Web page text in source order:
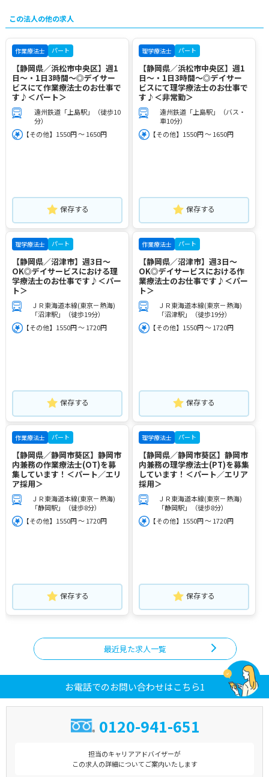
この法人の他の求人
作業療法士 パート
【静岡県／浜松市中央区】週1
日～・1日3時間～◎デイサー
ビスにて作業療法士のお仕事で
す♪＜パート＞
遠州鉄道「上島駅」（徒歩10
分）
【その他】1550円 ～ 1650円
保存する
理学療法士 パート
【静岡県／浜松市中央区】週1
日～・1日3時間～◎デイサー
ビスにて理学療法士のお仕事で
す♪＜非常勤＞
遠州鉄道「上島駅」（バス・
車10分）
【その他】1550円 ～ 1650円
保存する
理学療法士 パート
【静岡県／沼津市】週3日～
OK◎デイサービスにおける理
学療法士のお仕事です♪＜パー
ト＞
ＪＲ東海道本線(東京－熱海)
「沼津駅」（徒歩19分）
【その他】1550円 ～ 1720円
保存する
作業療法士 パート
【静岡県／沼津市】週3日～
OK◎デイサービスにおける作
業療法士のお仕事です♪＜パー
ト＞
ＪＲ東海道本線(東京－熱海)
「沼津駅」（徒歩19分）
【その他】1550円 ～ 1720円
保存する
作業療法士 パート
【静岡県／静岡市葵区】静岡市
内兼務の作業療法士(OT)を募
集しています！＜パート／エリ
ア採用＞
ＪＲ東海道本線(東京－熱海)
「静岡駅」（徒歩8分）
【その他】1550円 ～ 1720円
保存する
理学療法士 パート
【静岡県／静岡市葵区】静岡市
内兼務の理学療法士(PT)を募集
しています！＜パート／エリア
採用＞
ＪＲ東海道本線(東京－熱海)
「静岡駅」（徒歩8分）
【その他】1550円 ～ 1720円
保存する
最近見た求人一覧
お電話でのお問い合わせはこちら1
0120-941-651
担当のキャリアアドバイザーが
この求人の詳細についてご案内いたします